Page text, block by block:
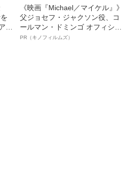
《映画『Michael／マイケル』》
父ジョセフ・ジャクソン役、コ
ールマン・ドミンゴ オフィシャ
ルインタビュー“観客を魅了した
PR（キノフィルムズ）